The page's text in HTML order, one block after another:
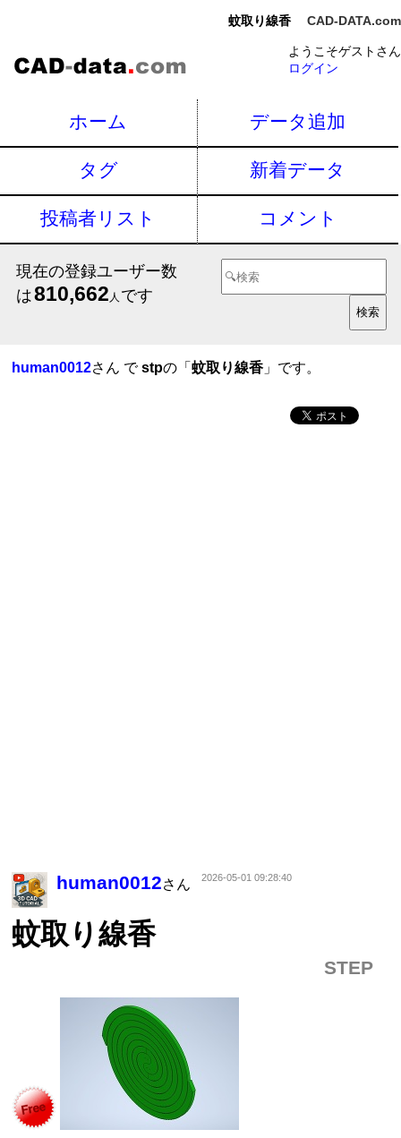
蚊取り線香 CAD-DATA.com
ようこそゲストさん
ログイン
ホーム データ追加
タグ 新着データ
投稿者リスト コメント
現在の登録ユーザー数
は810,662 人 です
human0012さん でstpの「蚊取り線香 」です。
human0012さん 2026-05-01 09:28:40
蚊取り線香
STEP